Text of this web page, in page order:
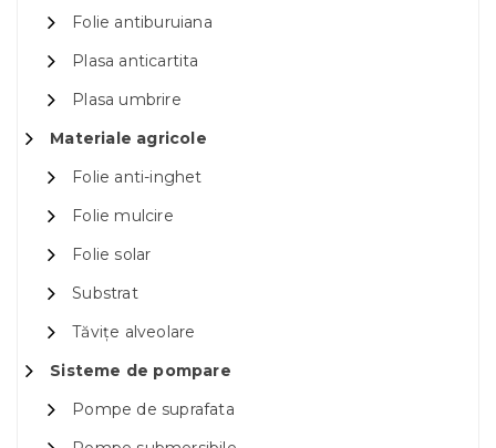
Folie antiburuiana
Plasa anticartita
Plasa umbrire
Materiale agricole
Folie anti-inghet
Folie mulcire
Folie solar
Substrat
Tăvițe alveolare
Sisteme de pompare
Pompe de suprafata